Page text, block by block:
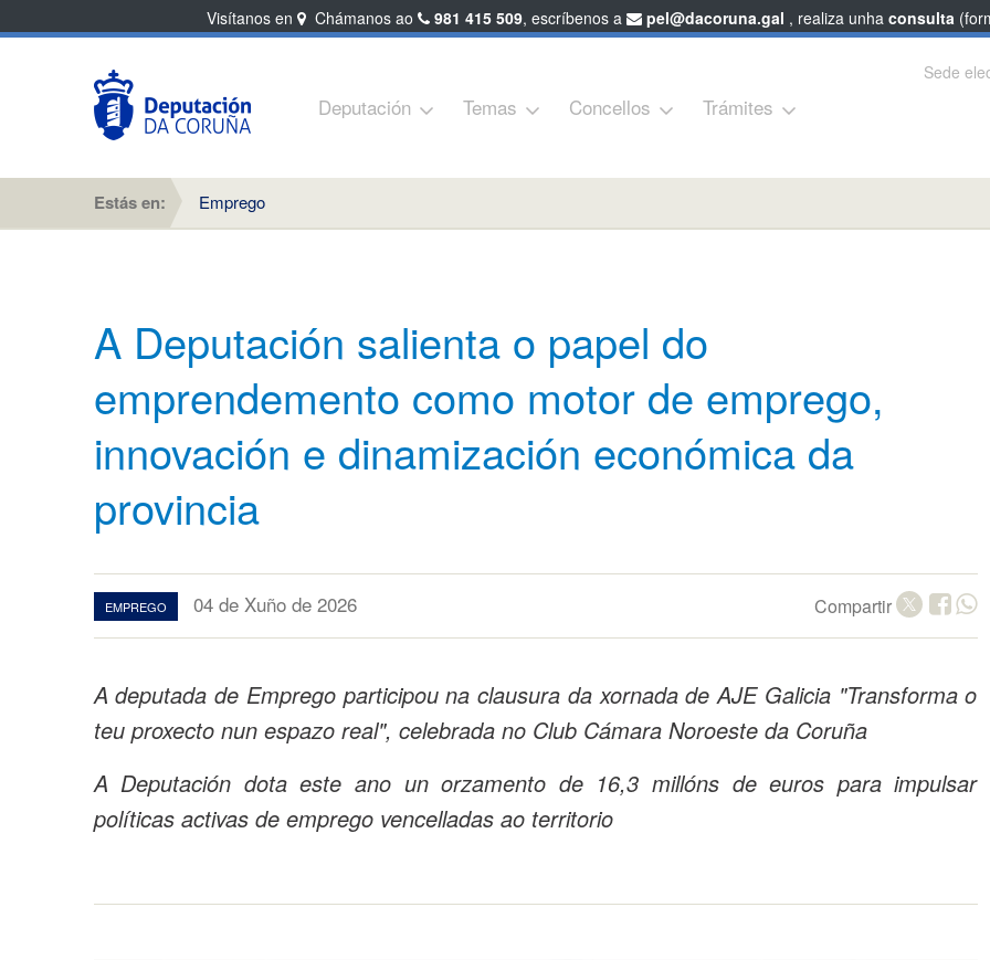
Sede
Deputación Temas Concellos Trámites
Estás en: Emprego
A Deputación salienta o papel do
emprendemento como motor de emprego,
innovación e dinamización económica da
provincia
EMPREGO 04 de Xuño de 2026 Compartir
A deputada de Emprego participou na clausura da xornada de AJE Galicia "Transforma o
teu proxecto nun espazo real", celebrada no Club Cámara Noroeste da Coruña
A Deputación dota este ano un orzamento de 16,3 millóns de euros para impulsar
políticas activas de emprego vencelladas ao territorio
Visítanos en Chámanos ao 981 415 509, escríbenos a pel@dacoruna.gal , realiza unha consulta